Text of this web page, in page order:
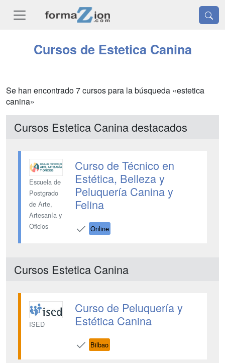
Cursos de Estetica Canina
Se han encontrado 7 cursos para la búsqueda «estetica
canina»
Cursos Estetica Canina destacados
Escuela de
Postgrado
de Arte,
Artesanía y
Oficios
Curso de Técnico en
Estética, Belleza y
Peluquería Canina y
Felina
Online
Cursos Estetica Canina
ISED
Curso de Peluquería y
Estética Canina
Bilbao